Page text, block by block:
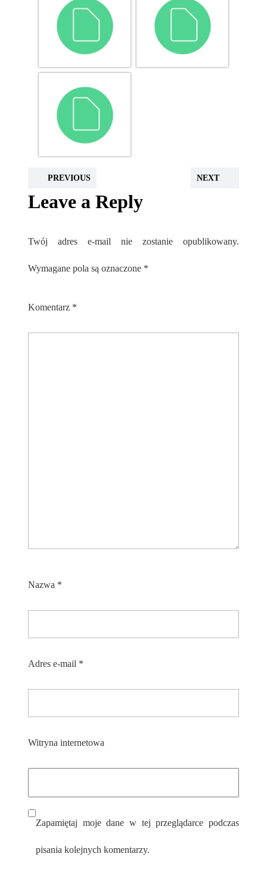
PREVIOUS NEXT
Leave a Reply
Twój adres e-mail nie zostanie opublikowany.
Wymagane pola są oznaczone *
Komentarz *
Nazwa *
Adres e-mail *
Witryna internetowa
Zapamiętaj moje dane w tej przeglądarce podczas
pisania kolejnych komentarzy.